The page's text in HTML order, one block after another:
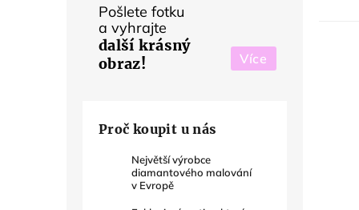
Pošlete fotku
a vyhrajte
další krásný
obraz!
Více
Proč koupit u nás
Největší výrobce
diamantového malování
v Evropě